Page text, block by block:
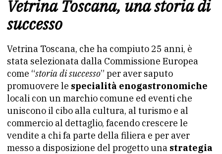
Vetrina Toscana, una storia di
successo
Vetrina Toscana, che ha compiuto 25 anni, è
stata selezionata dalla Commissione Europea
come “storia di successo” per aver saputo
promuovere le specialità enogastronomiche
locali con un marchio comune ed eventi che
uniscono il cibo alla cultura, al turismo e al
commercio al dettaglio, facendo crescere le
vendite a chi fa parte della filiera e per aver
messo a disposizione del progetto una strategia